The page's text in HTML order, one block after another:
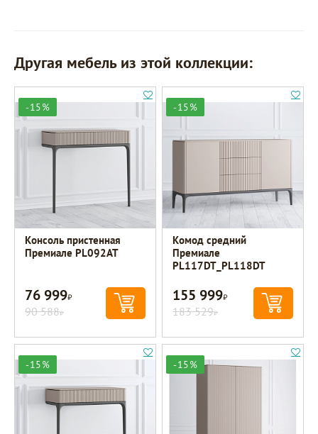
Другая мебель из этой коллекции:
-15%
Консоль пристенная
Премиале PL092AT
76 999Р
90 588Р
-15%
Комод средний
Премиале
PL117DT_PL118DT
155 999Р
183 529Р
-15% -15%